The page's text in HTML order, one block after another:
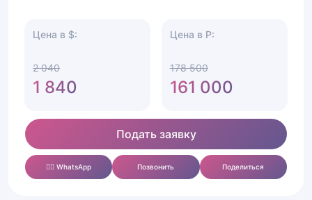
Цена в $:
2 040
1 840
Цена в Р:
178 500
161 000
Подать заявку
✍🏻 WhatsApp Позвонить Поделиться